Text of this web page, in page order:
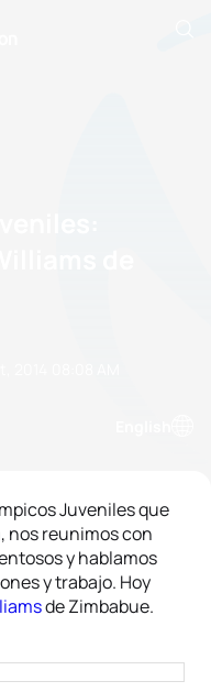
Juveniles que
nos reunimos con
y hablamos
y trabajo. Hoy
de Zimbabue.